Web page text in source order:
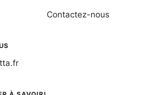
Contactez-nous